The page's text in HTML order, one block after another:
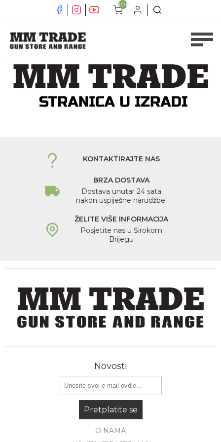
(0)
KONTAKTIRAJTE NAS
BRZA DOSTAVA
Dostava unutar 24 sata
nakon uspiješne narudžbe.
ŽELITE VIŠE INFORMACIJA
Posjetite nas u Širokom
Brijegu
Novosti
Pretplatite se
O NAMA